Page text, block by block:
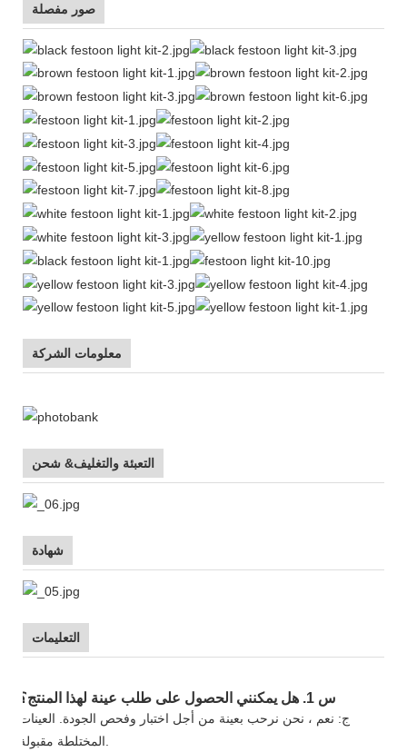
صور مفصلة
معلومات الشركة
التعبئة والتغليف& شحن
شهادة
التعليمات
س 1. هل يمكنني الحصول على طلب عينة لهذا المنتج؟
ج: نعم ، نحن نرحب بعينة من أجل اختبار وفحص الجودة. العينات